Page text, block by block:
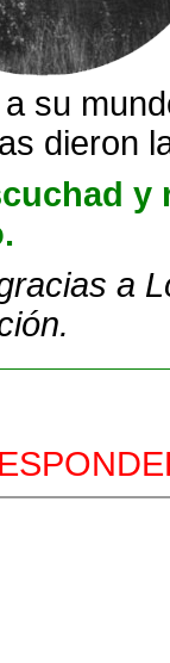
su
dieron
y
a